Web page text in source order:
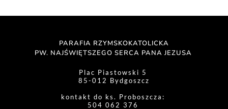
PARAFIA RZYMSKOKATOLICKA
PW. NAJŚWIĘTSZEGO SERCA PANA JEZUSA
Plac Piastowski 5
85-012 Bydgoszcz
kontakt do ks. Proboszcza:
504 062 376